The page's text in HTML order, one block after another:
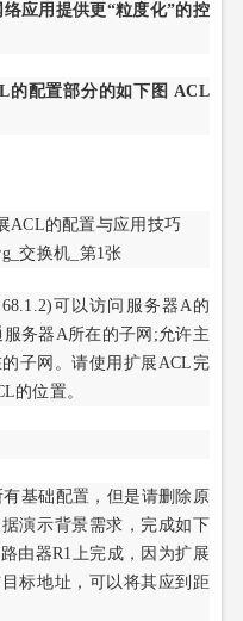
应用提供更“粒度化”的控
的配置部分的如下图 ACL
可以访问服务器A的
务器A所在的子网;允许主
子网。请使用扩展ACL完
的位置。
基础配置，但是请删除原
演示背景需求，完成如下
由器R1上完成，因为扩展
标地址，可以将其应到距